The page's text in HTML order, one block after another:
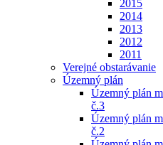
2015
2014
2013
2012
2011
Verejné obstarávanie
Územný plán
Územný plán
č.3
Územný plán
č.2